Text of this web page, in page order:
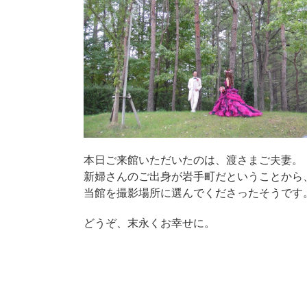
本日ご来館いただいたのは、渡さまご夫妻。
新婦さんのご出身が岩手町だということから
当館を撮影場所に選んでくださったそうです
どうぞ、末永くお幸せに。